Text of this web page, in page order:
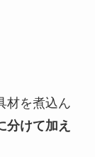
材を煮込ん
分けて加え